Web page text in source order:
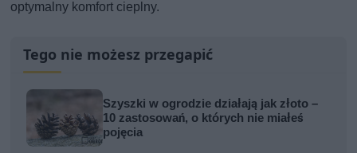
optymalny komfort cieplny.
Tego nie możesz przegapić
Szyszki w ogrodzie działają jak złoto –
10 zastosowań, o których nie miałeś
pojęcia